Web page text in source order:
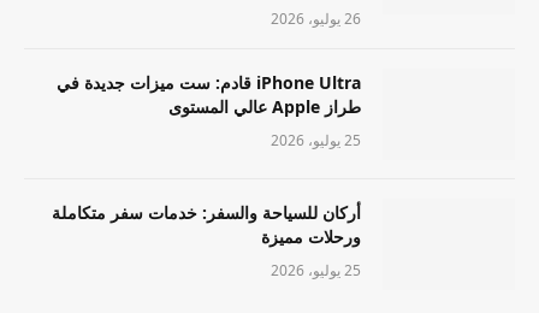
26 يوليو، 2026
iPhone Ultra قادم: ست ميزات جديدة في
طراز Apple عالي المستوى
25 يوليو، 2026
أركان للسياحة والسفر: خدمات سفر متكاملة
ورحلات مميزة
25 يوليو، 2026